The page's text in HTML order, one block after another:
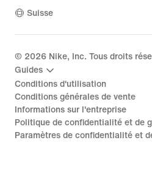
Suisse
© 2026 Nike, Inc. Tous droits
Guides
Conditions d'utilisation
Conditions générales de vente
Informations sur l'entreprise
Politique de confidentialité et de
Paramètres de confidentialité et